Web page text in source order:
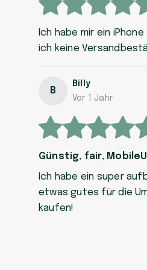
Ich habe mir ein
ich keine
B
Billy
Vor 1 Jahr
Günstig, fair,
Ich habe ein super
etwas gutes für die
kaufen!